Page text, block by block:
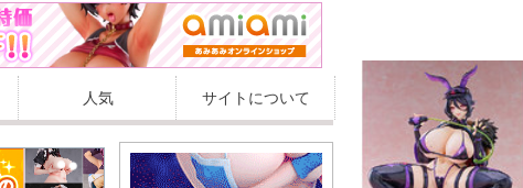
人気 サイトについて